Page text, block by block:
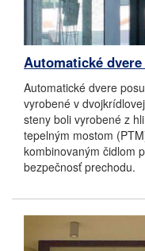
Automatické
Automatické dvere
vyrobené v
steny boli vyrobené z
tepelným mostom
kombinovaným čidlom
bezpečnosť prechodu.